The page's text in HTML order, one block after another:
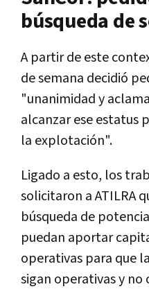
búsqueda de
A partir de este
de semana decidió
"unanimidad y
alcanzar ese estatus
la explotación".
Ligado a esto, los
solicitaron a ATILRA
búsqueda de
puedan aportar
operativas para que
sigan operativas y no